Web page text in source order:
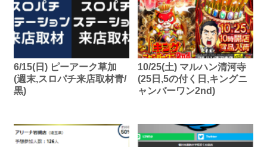
6/15(日) ピーアーク草加
(週末,スロパチ来店取材青/
黒)
10/25(土) マルハン清河寺
(25日,5の付く日,キングニ
ャンバーワン2nd)